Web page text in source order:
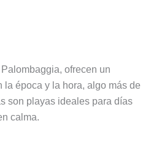
ofrecen un
la época y la hora, algo más de
son playas ideales para días
calma.